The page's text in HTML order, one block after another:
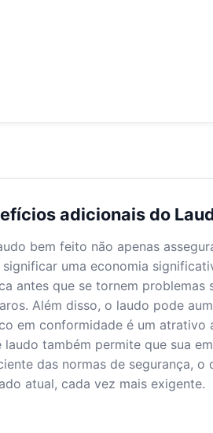
adicionais do
bem feito não apenas
significar uma economia
antes que se tornem
Além disso, o laudo pode
em conformidade é um atrativo
laudo também permite que sua
das normas de segurança,
atual, cada vez mais exigente.